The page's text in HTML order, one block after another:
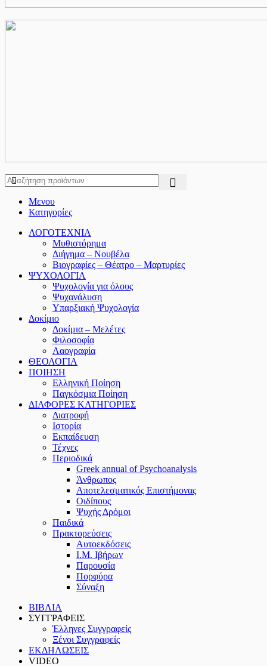
Μενου
Κατηγορίες
ΛΟΓΟΤΕΧΝΙΑ
Μυθιστόρημα
Διήγημα – Νουβέλα
Βιογραφίες – Θέατρο – Μαρτυρίες
ΨΥΧΟΛΟΓΙΑ
Ψυχολογία για όλους
Ψυχανάλυση
Υπαρξιακή Ψυχολογία
Δοκίμιο
Δοκίμια – Μελέτες
Φιλοσοφία
Λαογραφία
ΘΕΟΛΟΓΙΑ
ΠΟΙΗΣΗ
Ελληνική Ποίηση
Παγκόσμια Ποίηση
ΔΙΑΦΟΡΕΣ ΚΑΤΗΓΟΡΙΕΣ
Διατροφή
Ιστορία
Εκπαίδευση
Τέχνες
Περιοδικά
Greek annual of Psychoanalysis
Άνθρωπος
Αποτελεσματικός Επιστήμονας
Οιδίπους
Ψυχής Δρόμοι
Παιδικά
Πρακτoρεύσεις
Αυτοεκδόσεις
Ι.Μ. Ιβήρων
Παρουσία
Πορφύρα
Σύναξη
ΒΙΒΛΙΑ
ΣΥΓΓΡΑΦΕΙΣ
Έλληνες Συγγραφείς
Ξένοι Συγγραφείς
ΕΚΔΗΛΩΣΕΙΣ
VIDEO